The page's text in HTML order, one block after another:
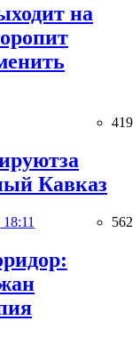
на
419
Кавказ
562